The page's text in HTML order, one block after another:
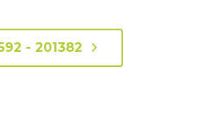
- 201382